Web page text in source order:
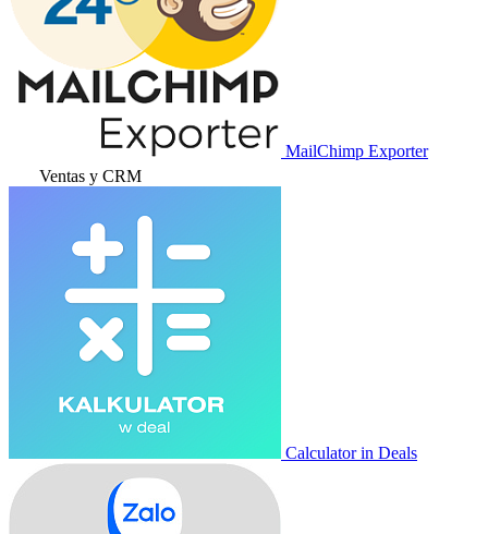
MailChimp Exporter
Ventas y CRM
Calculator in Deals